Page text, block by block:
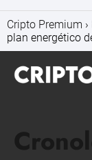
Cripto Premium
plan energético